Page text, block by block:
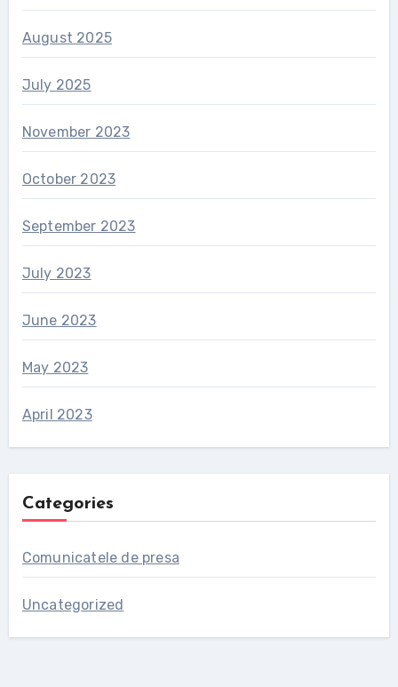
August 2025
July 2025
November 2023
October 2023
September 2023
July 2023
June 2023
May 2023
April 2023
Categories
Comunicatele de presa
Uncategorized